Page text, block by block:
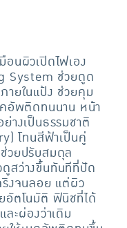
นผิวเปิดไฟเอง
System ช่วยดูด
ายในแป้ง ช่วยคุม
คอัพติดทนนาน หน้า
างเป็นธรรมชาติ
โทนสีฟ้าเป็นคู่
วยปรับสมดุล
ดูสว่างขึ้นทันทีที่ปัด
งจนลอย แต่ผิว
อัตโนมัติ ฟินิชที่ได้
ะผ่องว่าเดิม